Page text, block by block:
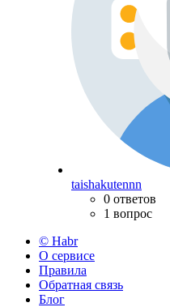
taishakutennn
0 ответов
1 вопрос
© Habr
О сервисе
Правила
Обратная связь
Блог